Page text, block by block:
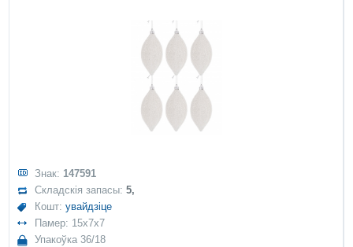
Знак: 147591
Складскія запасы:5,
Кошт:увайдзіце
Памер: 15x7x7
Упакоўка 36/18